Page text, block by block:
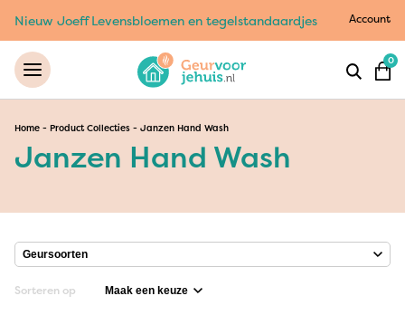
Nieuw Joeff Levensbloemen en tegelstandaardjes Account
0
Home - Product Collecties - Janzen Hand Wash
Janzen Hand Wash
Sorteren op